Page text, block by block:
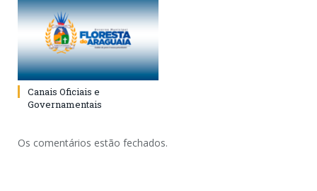
Canais Oficiais e
Governamentais
Os comentários estão fechados.